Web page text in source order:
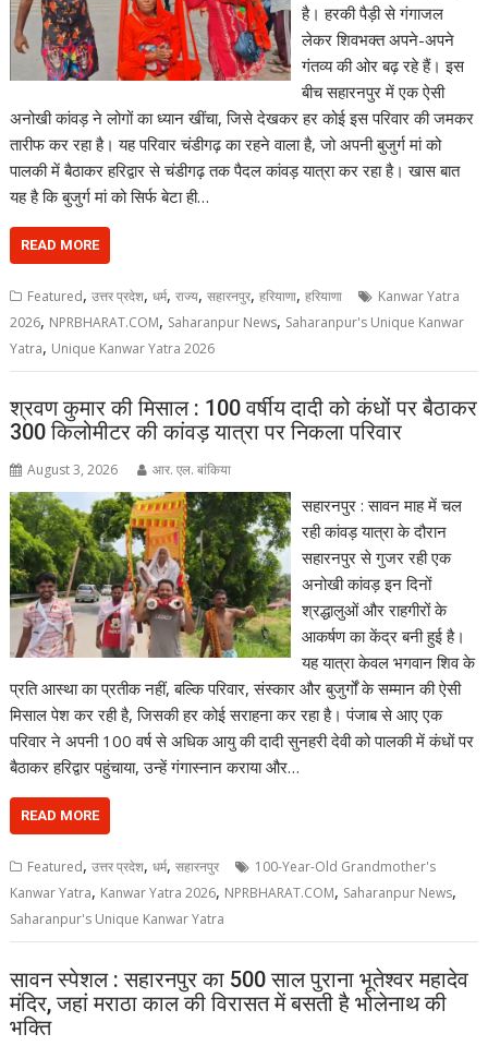
है। हरकी पैड़ी से गंगाजल
लेकर शिवभक्त अपने-अपने
गंतव्य की ओर बढ़ रहे हैं। इस
बीच सहारनपुर में एक ऐसी
अनोखी कांवड़ ने लोगों का ध्यान खींचा, जिसे देखकर हर कोई इस परिवार की जमकर
तारीफ कर रहा है। यह परिवार चंडीगढ़ का रहने वाला है, जो अपनी बुजुर्ग मां को
पालकी में बैठाकर हरिद्वार से चंडीगढ़ तक पैदल कांवड़ यात्रा कर रहा है। खास बात
यह है कि बुजुर्ग मां को सिर्फ बेटा ही…
READ MORE
Featured,उत्तर प्रदेश,धर्म,राज्य,सहारनपुर,हरियाणा,हरियाणा
Kanwar Yatra
2026, NPRBHARAT.COM, Saharanpur News, Saharanpur's Unique Kanwar
Yatra, Unique Kanwar Yatra 2026
श्रवण कुमार की मिसाल : 100 वर्षीय दादी को कंधों पर बैठाकर
300 किलोमीटर की कांवड़ यात्रा पर निकला परिवार
August 3, 2026 आर. एल. बांकिया
सहारनपुर : सावन माह में चल
रही कांवड़ यात्रा के दौरान
सहारनपुर से गुजर रही एक
अनोखी कांवड़ इन दिनों
श्रद्धालुओं और राहगीरों के
आकर्षण का केंद्र बनी हुई है।
यह यात्रा केवल भगवान शिव के
प्रति आस्था का प्रतीक नहीं, बल्कि परिवार, संस्कार और बुजुर्गों के सम्मान की ऐसी
मिसाल पेश कर रही है, जिसकी हर कोई सराहना कर रहा है। पंजाब से आए एक
परिवार ने अपनी 100 वर्ष से अधिक आयु की दादी सुनहरी देवी को पालकी में कंधों पर
बैठाकर हरिद्वार पहुंचाया, उन्हें गंगास्नान कराया और…
READ MORE
Featured,उत्तर प्रदेश,धर्म,सहारनपुर
100-Year-Old Grandmother's
Kanwar Yatra, Kanwar Yatra 2026, NPRBHARAT.COM, Saharanpur News,
Saharanpur's Unique Kanwar Yatra
सावन स्पेशल : सहारनपुर का 500 साल पुराना भूतेश्वर महादेव
मंदिर, जहां मराठा काल की विरासत में बसती है भोलेनाथ की
भक्ति